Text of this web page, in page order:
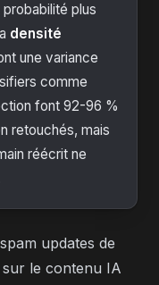
plus
densité
une variance
comme
font 92-96 %
retouchés, mais
réécrit ne
updates de
le contenu IA